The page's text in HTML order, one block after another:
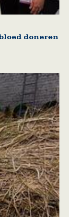
doneren